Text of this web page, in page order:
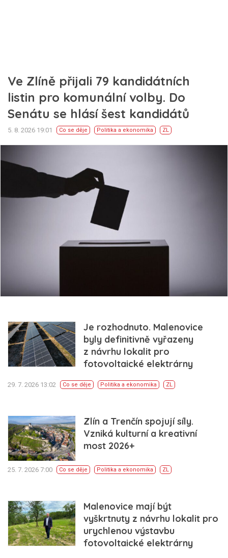
Ve Zlíně přijali 79 kandidátních
listin pro komunální volby. Do
Senátu se hlásí šest kandidátů
5. 8. 2026 19:01 Co se děje Politika a ekonomika ZL
Je rozhodnuto. Malenovice
byly definitivně vyřazeny
z návrhu lokalit pro
fotovoltaické elektrárny
29. 7. 2026 13:02 Co se děje Politika a ekonomika ZL
Zlín a Trenčín spojují síly.
Vzniká kulturní a kreativní
most 2026+
25. 7. 2026 7:00 Co se děje Politika a ekonomika ZL
Malenovice mají být
vyškrtnuty z návrhu lokalit pro
urychlenou výstavbu
fotovoltaické elektrárny